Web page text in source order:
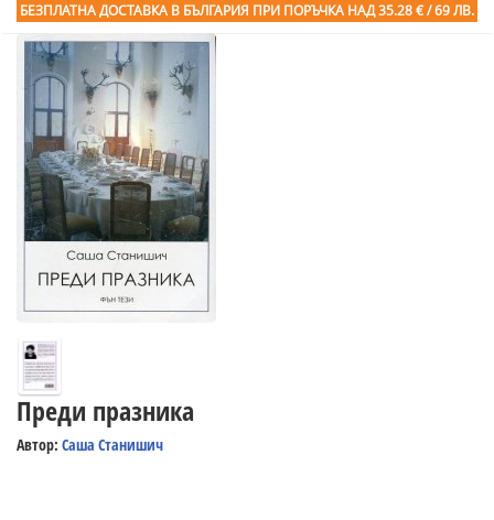
БЕЗПЛАТНА ДОСТАВКА В БЪЛГАРИЯ ПРИ ПОРЪЧКА НАД 35.28 € / 69 ЛВ.
Преди празника
Автор: Саша Станишич